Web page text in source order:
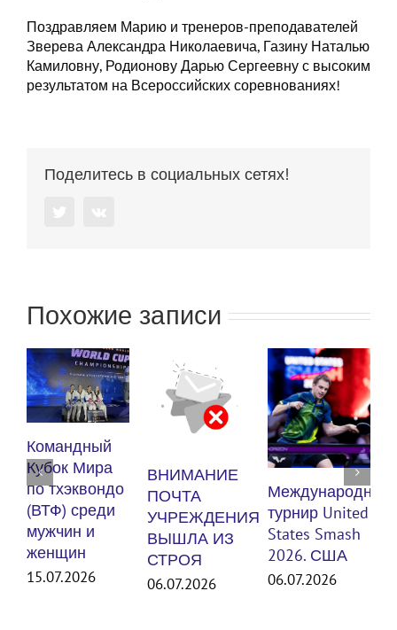
Поздравляем Марию и тренеров-преподавателей
Зверева Александра Николаевича, Газину Наталью
Камиловну, Родионову Дарью Сергеевну с высоким
результатом на Всероссийских соревнованиях!
Поделитесь в социальных сетях!
Похожие записи
Командный
Кубок Мира
по тхэквондо
(ВТФ) среди
мужчин и
женщин
15.07.2026
ВНИМАНИЕ
ПОЧТА
УЧРЕЖДЕНИЯ
ВЫШЛА ИЗ
СТРОЯ
06.07.2026
Международный
турнир United
States Smash
2026. США
06.07.2026